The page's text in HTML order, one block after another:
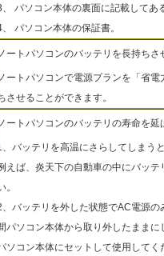
、 パソコン本体の裏面に記載してあ
、 パソコン本体の保証書。
ートパソコンのバッテリを長持ちさ
ートパソコンで電源プランを「省
させることができます。
ートパソコンのバッテリの寿命を延
、バッテリを高温にさらしてしまう
えば、炎天下の自動車の中にバッ
。
、バッテリを外した状態でAC電源
パソコン本体から取り外したまま
ソコン本体にセットして使用してく